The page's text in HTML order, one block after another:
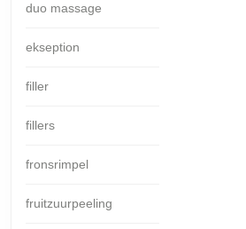
duo massage
ekseption
filler
fillers
fronsrimpel
fruitzuurpeeling